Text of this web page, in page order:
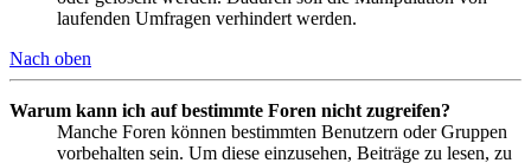
laufenden Umfragen verhindert werden.
Nach oben
Warum kann ich auf bestimmte Foren nicht zugreifen?
Manche Foren können bestimmten Benutzern oder Gruppen
vorbehalten sein. Um diese einzusehen, Beiträge zu lesen, zu